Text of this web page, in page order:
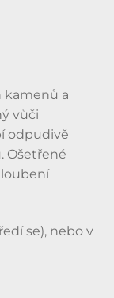
kamenů a
vůči
odpudivě
Ošetřené
se), nebo v